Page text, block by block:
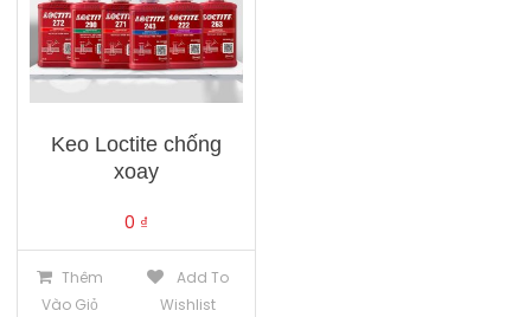
Keo Loctite chống
xoay
0 ₫
Thêm
Vào Giỏ
Add To
Wishlist